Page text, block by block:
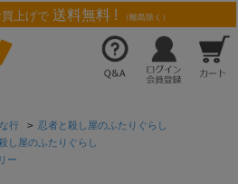
上げで 送料無料 ! （離島除く）
行 > 忍者と殺し屋のふたりぐらし
し屋のふたりぐらし
ー